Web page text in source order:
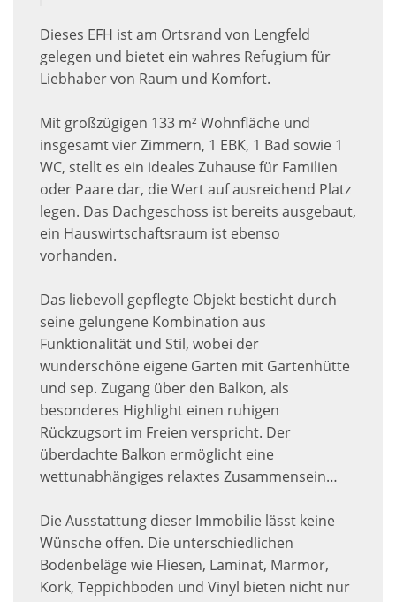
Dieses EFH ist am Ortsrand von Lengfeld
gelegen und bietet ein wahres Refugium für
Liebhaber von Raum und Komfort.
Mit großzügigen 133 m² Wohnfläche und
insgesamt vier Zimmern, 1 EBK, 1 Bad sowie 1
WC, stellt es ein ideales Zuhause für Familien
oder Paare dar, die Wert auf ausreichend Platz
legen. Das Dachgeschoss ist bereits ausgebaut,
ein Hauswirtschaftsraum ist ebenso
vorhanden.
Das liebevoll gepflegte Objekt besticht durch
seine gelungene Kombination aus
Funktionalität und Stil, wobei der
wunderschöne eigene Garten mit Gartenhütte
und sep. Zugang über den Balkon, als
besonderes Highlight einen ruhigen
Rückzugsort im Freien verspricht. Der
überdachte Balkon ermöglicht eine
wettunabhängiges relaxtes Zusammensein…
Die Ausstattung dieser Immobilie lässt keine
Wünsche offen. Die unterschiedlichen
Bodenbeläge wie Fliesen, Laminat, Marmor,
Kork, Teppichboden und Vinyl bieten nicht nur